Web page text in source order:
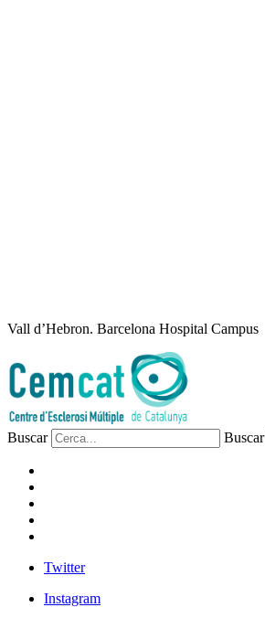
Vall d’Hebron. Barcelona Hospital Campus
Buscar Buscar
Twitter
Instagram